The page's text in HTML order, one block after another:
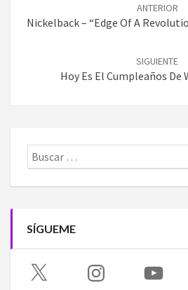
entradas
ANTERIOR
Nickelback – “Edge Of A
SIGUIENTE
Hoy Es El Cumpleaños De
Buscar:
SÍGUEME
X Instagram YouTube